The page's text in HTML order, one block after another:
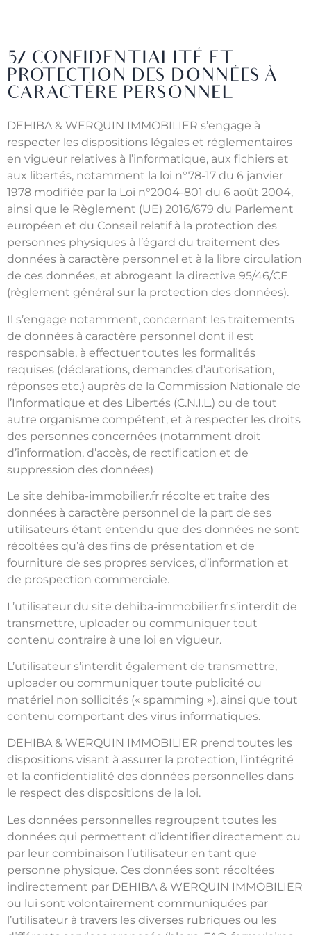
5/ CONFIDENTIALITÉ ET
PROTECTION DES DONNÉES À
CARACTÈRE PERSONNEL
DEHIBA & WERQUIN IMMOBILIER s’engage à
respecter les dispositions légales et réglementaires
en vigueur relatives à l’informatique, aux fichiers et
aux libertés, notamment la loi n°78-17 du 6 janvier
1978 modifiée par la Loi n°2004-801 du 6 août 2004,
ainsi que le Règlement (UE) 2016/679 du Parlement
européen et du Conseil relatif à la protection des
personnes physiques à l’égard du traitement des
données à caractère personnel et à la libre circulation
de ces données, et abrogeant la directive 95/46/CE
(règlement général sur la protection des données).
Il s’engage notamment, concernant les traitements
de données à caractère personnel dont il est
responsable, à effectuer toutes les formalités
requises (déclarations, demandes d’autorisation,
réponses etc.) auprès de la Commission Nationale de
l’Informatique et des Libertés (C.N.I.L.) ou de tout
autre organisme compétent, et à respecter les droits
des personnes concernées (notamment droit
d’information, d’accès, de rectification et de
suppression des données)
Le site dehiba-immobilier.fr récolte et traite des
données à caractère personnel de la part de ses
utilisateurs étant entendu que des données ne sont
récoltées qu’à des fins de présentation et de
fourniture de ses propres services, d’information et
de prospection commerciale.
L’utilisateur du site dehiba-immobilier.fr s’interdit de
transmettre, uploader ou communiquer tout
contenu contraire à une loi en vigueur.
L’utilisateur s’interdit également de transmettre,
uploader ou communiquer toute publicité ou
matériel non sollicités (« spamming »), ainsi que tout
contenu comportant des virus informatiques.
DEHIBA & WERQUIN IMMOBILIER prend toutes les
dispositions visant à assurer la protection, l’intégrité
et la confidentialité des données personnelles dans
le respect des dispositions de la loi.
Les données personnelles regroupent toutes les
données qui permettent d’identifier directement ou
par leur combinaison l’utilisateur en tant que
personne physique. Ces données sont récoltées
indirectement par DEHIBA & WERQUIN IMMOBILIER
ou lui sont volontairement communiquées par
l’utilisateur à travers les diverses rubriques ou les